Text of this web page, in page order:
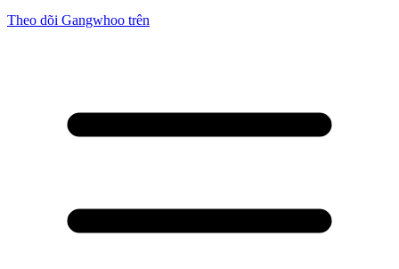
Theo dõi Gangwhoo trên